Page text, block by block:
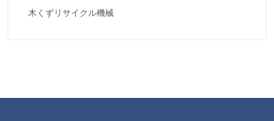
木くずリサイクル機械